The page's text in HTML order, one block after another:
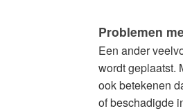
Problemen
Een ander
wordt geplaatst.
ook betekenen
of beschadigde